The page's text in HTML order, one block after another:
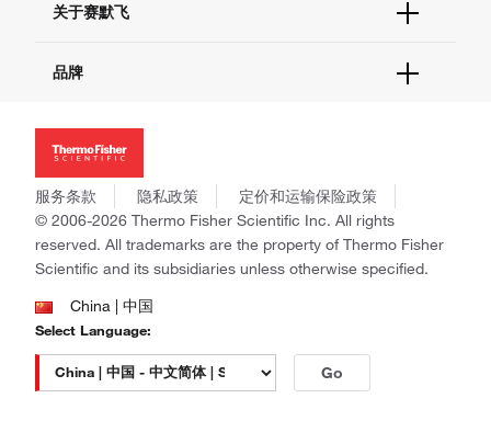
查找文件&证书
促销
社交媒体
关于赛默飞
招聘
新闻
社会责任
商标
政策和通知
品牌
Applied Biosystems
Invitrogen
Gibco
Ion Torrent
Unity Lab Services
Patheon
PPD
服务条款 隐私政策
定价和运输保险政策
© 2006-2026 Thermo Fisher Scientific Inc. All rights
reserved. All trademarks are the property of Thermo Fisher
Scientific and its subsidiaries unless otherwise specified.
China | 中国
Select Language:
Go